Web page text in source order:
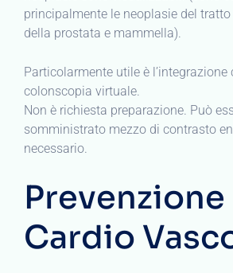
principalmente le neoplasie del
della prostata e mammella).
Particolarmente utile è l’integrazione
colonscopia virtuale.
Non è richiesta preparazione. Può
somministrato mezzo di contrasto
necessario.
Prevenzione
Cardio